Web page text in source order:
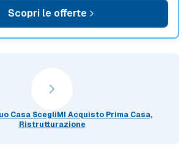
Scopri le offerte
Casa ScegliMI Acquisto Prima Casa,
Ristrutturazione